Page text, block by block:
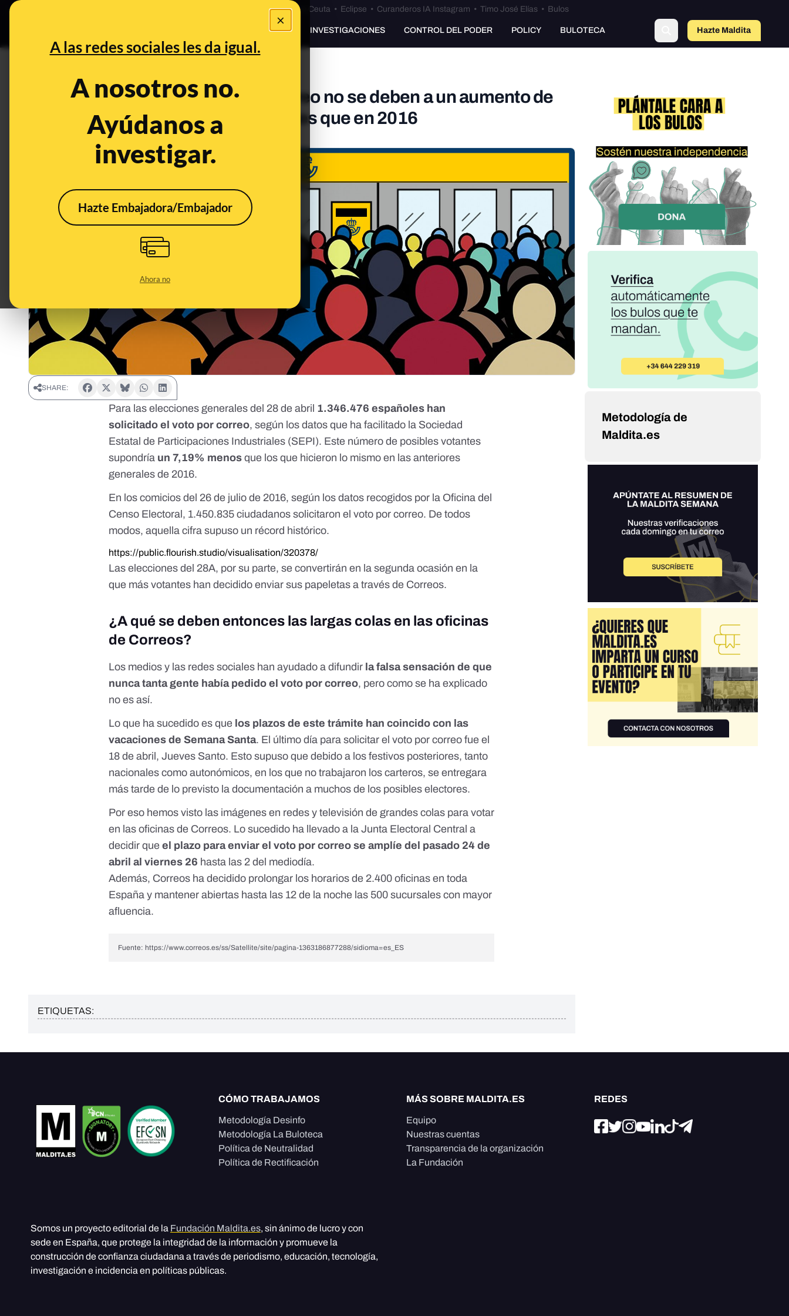
×
A las redes sociales les da igual.
A nosotros no.
Ayúdanos a
investigar.
Hazte Embajadora/Embajador
Ahora no
Especial Ceuta•Bulos Ceuta • Eclipse • Curanderos IA Instagram • Timo José Elías • Bulos
PREBUNKING INVESTIGACIONES CONTROL DEL PODER POLICY BULOTECA Hazte Maldita
Las largas colas para votar por correo no se deben a un aumento de
participación: hay menos solicitudes que en 2016
Apr 26, 2019, 2:38:17 PM
SHARE:
Para las elecciones generales del 28 de abril 1.346.476 españoles han
solicitado el voto por correo,según los datos que ha facilitado la Sociedad
Estatal de Participaciones Industriales (SEPI). Este número de posibles votantes
supondría un 7,19% menos que los que hicieron lo mismo en las anteriores
generales de 2016.
En los comicios del 26 de julio de 2016,según los datos recogidos por la Oficina del
Censo Electoral , 1.450.835 ciudadanos solicitaron el voto por correo. De todos
modos, aquella cifra supuso un récord histórico.
https://public.flourish.studio/visualisation/320378/
Las elecciones del 28A, por su parte, se convertirán en la segunda ocasión en la
que más votantes han decidido enviar sus papeletas a través de Correos.
¿A qué se deben entonces las largas colas en las oficinas
de Correos?
Los medios y las redes sociales han ayudado a difundir la falsa sensación de que
nunca tanta gente había pedido el voto por correo, pero como se ha explicado
no es así.
Lo que ha sucedido es que los plazos de este trámite han coincido con las
vacaciones de Semana Santa. El último día para solicitar el voto por correo fue el
18 de abril, Jueves Santo. Esto supuso que debido a los festivos posteriores, tanto
nacionales como autonómicos, en los que no trabajaron los carteros, se entregara
más tarde de lo previsto la documentación a muchos de los posibles electores.
Por eso hemos visto las imágenes en redes y televisión de grandes colas para votar
en las oficinas de Correos. Lo sucedido ha llevado a la Junta Electoral Central a
decidir queel plazo para enviar el voto por correo se amplíe del pasado 24 de
abril al viernes 26 hasta las 2 del mediodía.
Además, Correos ha decidido prolongar los horarios de 2.400 oficinas en toda
España y mantener abiertas hasta las 12 de la noche las 500 sucursales con mayor
afluencia.
Fuente: https://www.correos.es/ss/Satellite/site/pagina-1363186877288/sidioma=es_ES
ETIQUETAS:
Metodología de
Maldita.es
CÓMO TRABAJAMOS
Metodología Desinfo
Metodología La Buloteca
Política de Neutralidad
Política de Rectificación
MÁS SOBRE MALDITA.ES
Equipo
Nuestras cuentas
Transparencia de la organización
La Fundación
REDES
Somos un proyecto editorial de la Fundación Maldita.es, sin ánimo de lucro y con
sede en España, que protege la integridad de la información y promueve la
construcción de confianza ciudadana a través de periodismo, educación, tecnología,
investigación e incidencia en políticas públicas.